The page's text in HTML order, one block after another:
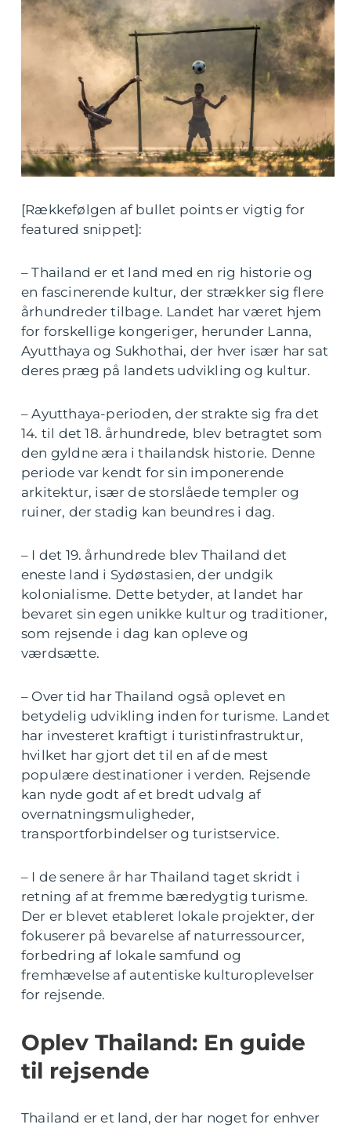
[Rækkefølgen af bullet points er vigtig for
featured snippet]:
– Thailand er et land med en rig historie og
en fascinerende kultur, der strækker sig flere
århundreder tilbage. Landet har været hjem
for forskellige kongeriger, herunder Lanna,
Ayutthaya og Sukhothai, der hver især har sat
deres præg på landets udvikling og kultur.
– Ayutthaya-perioden, der strakte sig fra det
14. til det 18. århundrede, blev betragtet som
den gyldne æra i thailandsk historie. Denne
periode var kendt for sin imponerende
arkitektur, især de storslåede templer og
ruiner, der stadig kan beundres i dag.
– I det 19. århundrede blev Thailand det
eneste land i Sydøstasien, der undgik
kolonialisme. Dette betyder, at landet har
bevaret sin egen unikke kultur og traditioner,
som rejsende i dag kan opleve og
værdsætte.
– Over tid har Thailand også oplevet en
betydelig udvikling inden for turisme. Landet
har investeret kraftigt i turistinfrastruktur,
hvilket har gjort det til en af de mest
populære destinationer i verden. Rejsende
kan nyde godt af et bredt udvalg af
overnatningsmuligheder,
transportforbindelser og turistservice.
– I de senere år har Thailand taget skridt i
retning af at fremme bæredygtig turisme.
Der er blevet etableret lokale projekter, der
fokuserer på bevarelse af naturressourcer,
forbedring af lokale samfund og
fremhævelse af autentiske kulturoplevelser
for rejsende.
Oplev Thailand: En guide
til rejsende
Thailand er et land, der har noget for enhver